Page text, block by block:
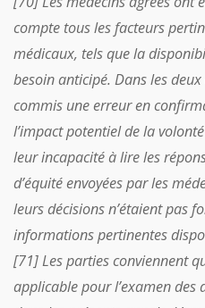
compte tous les facteurs
médicaux, tels que la
besoin anticipé. Dans les
commis une erreur en
l’impact potentiel de la
leur incapacité à lire les
d’équité envoyées par les
leurs décisions n’étaient pas
informations pertinentes
[71] Les parties conviennent
applicable pour l’examen des